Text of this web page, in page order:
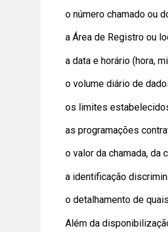
o número chamado ou
a Área de Registro ou
a data e horário (hora,
o volume diário de
os limites
as programações
o valor da chamada, da
a identificação
o detalhamento de
Além da